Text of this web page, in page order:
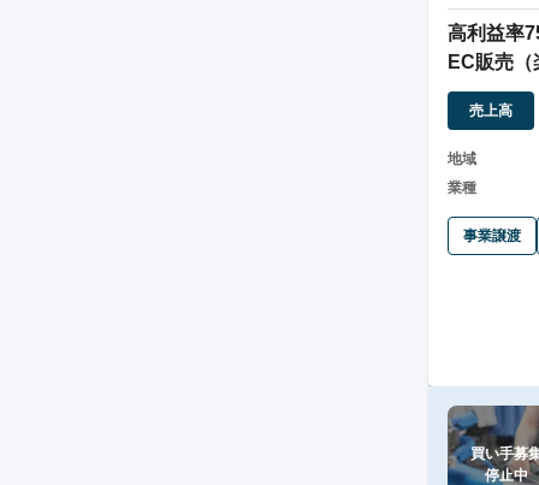
高利益率
EC販売（
売上高
地域
業種
事業譲渡
買い手募
停止中